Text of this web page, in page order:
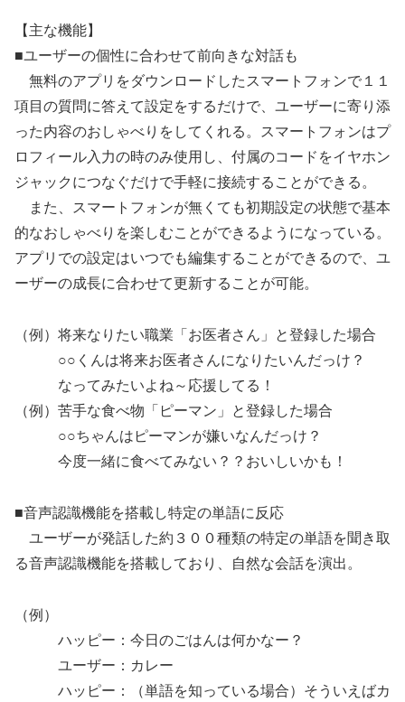
【主な機能】
■ユーザーの個性に合わせて前向きな対話も
無料のアプリをダウンロードしたスマートフォンで１１
項目の質問に答えて設定をするだけで、ユーザーに寄り添
った内容のおしゃべりをしてくれる。スマートフォンはプ
ロフィール入力の時のみ使用し、付属のコードをイヤホン
ジャックにつなぐだけで手軽に接続することができる。
また、スマートフォンが無くても初期設定の状態で基本
的なおしゃべりを楽しむことができるようになっている。
アプリでの設定はいつでも編集することができるので、ユ
ーザーの成長に合わせて更新することが可能。
（例）将来なりたい職業「お医者さん」と登録した場合
○○くんは将来お医者さんになりたいんだっけ？
なってみたいよね～応援してる！
（例）苦手な食べ物「ピーマン」と登録した場合
○○ちゃんはピーマンが嫌いなんだっけ？
今度一緒に食べてみない？？おいしいかも！
■音声認識機能を搭載し特定の単語に反応
ユーザーが発話した約３００種類の特定の単語を聞き取
る音声認識機能を搭載しており、自然な会話を演出。
（例）
ハッピー：今日のごはんは何かなー？
ユーザー：カレー
ハッピー：（単語を知っている場合）そういえばカ